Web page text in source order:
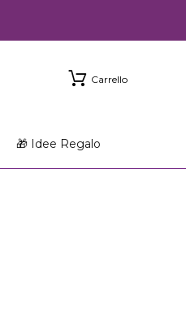
Carrello
🎁 Idee Regalo